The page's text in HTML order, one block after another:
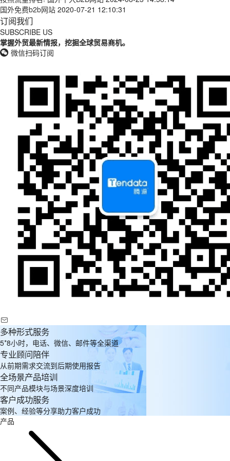
国外免费b2b网站 2020-07-21 12:10:31
订阅我们
SUBSCRIBE US
掌握外贸最新情报，挖掘全球贸易商机。
微信扫码订阅
多种形式服务
5*8小时，电话、微信、邮件等全渠道
专业顾问陪伴
从前期需求交流到后期使用报告
全场景产品培训
不同产品模块与场景深度培训
客户成功服务
案例、经验等分享助力客户成功
产品